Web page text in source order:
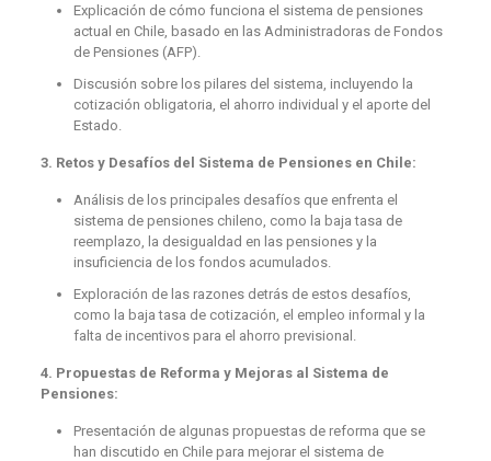
Explicación de cómo funciona el sistema de pensiones
actual en Chile, basado en las Administradoras de Fondos
de Pensiones (AFP).
Discusión sobre los pilares del sistema, incluyendo la
cotización obligatoria, el ahorro individual y el aporte del
Estado.
3. Retos y Desafíos del Sistema de Pensiones en Chile:
Análisis de los principales desafíos que enfrenta el
sistema de pensiones chileno, como la baja tasa de
reemplazo, la desigualdad en las pensiones y la
insuficiencia de los fondos acumulados.
Exploración de las razones detrás de estos desafíos,
como la baja tasa de cotización, el empleo informal y la
falta de incentivos para el ahorro previsional.
4. Propuestas de Reforma y Mejoras al Sistema de
Pensiones:
Presentación de algunas propuestas de reforma que se
han discutido en Chile para mejorar el sistema de